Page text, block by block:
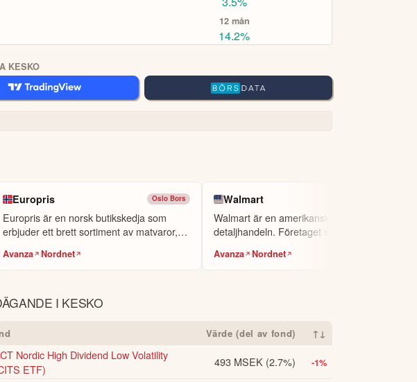
12 mån
14.2%
KESKO
Europris Oslo Bors
Europris är en norsk butikskedja som
erbjuder ett brett sortiment av matvaror,
Avanza Nordnet
Walmart
Walmart är en amerikansk kedja inom
detaljhandeln. Företaget säljer ett
Avanza Nordnet
I KESKO
Värde (del av fond) ↑↓
Nordic High Dividend Low Volatility
ETF)
493 MSEK (2.7%) -1%